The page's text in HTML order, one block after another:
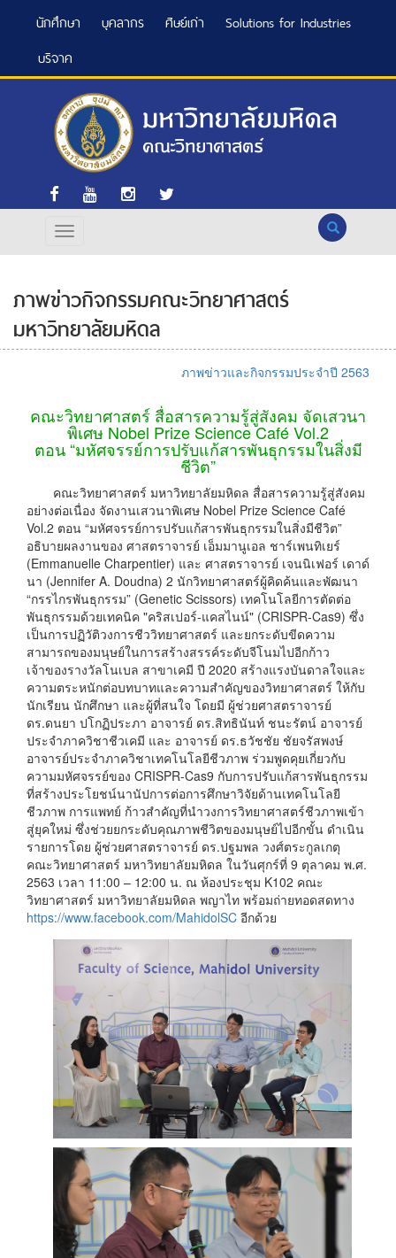
นักศึกษา บุคลากร ศิษย์เก่า
Solutions for Industries
บริจาค
Search
ภาพข่าวกิจกรรมคณะวิทยาศาสตร์
มหาวิทยาลัยมหิดล
ภาพข่าวและกิจกรรมประจำปี 2563
คณะวิทยาศาสตร์ สื่อสารความรู้สู่สังคม จัดเสวนา
พิเศษ Nobel Prize Science Café Vol.2
ตอน “มหัศจรรย์การปรับแก้สารพันธุกรรมในสิ่งมี
ชีวิต”
คณะวิทยาศาสตร์ มหาวิทยาลัยมหิดล สื่อสารความรู้สู่สังคม
อย่างต่อเนื่อง จัดงานเสวนาพิเศษ Nobel Prize Science Café
Vol.2 ตอน “มหัศจรรย์การปรับแก้สารพันธุกรรมในสิ่งมีชีวิต”
อธิบายผลงานของ ศาสตราจารย์ เอ็มมานูเอล ชาร์เพนทิเยร์
(Emmanuelle Charpentier) และ ศาสตราจารย์ เจนนิเฟอร์ เดาด์
นา (Jennifer A. Doudna) 2 นักวิทยาศาสตร์ผู้คิดค้นและพัฒนา
“กรรไกรพันธุกรรม” (Genetic Scissors) เทคโนโลยีการตัดต่อ
พันธุกรรมด้วยเทคนิค "คริสเปอร์-แคสไนน์" (CRISPR-Cas9) ซึ่ง
เป็นการปฏิวัติวงการชีววิทยาศาสตร์ และยกระดับขีดความ
สามารถของมนุษย์ในการสร้างสรรค์ระดับจีโนมไปอีกก้าว
เจ้าของรางวัลโนเบล สาขาเคมี ปี 2020 สร้างแรงบันดาลใจและ
ความตระหนักต่อบทบาทและความสำคัญของวิทยาศาสตร์ ให้กับ
นักเรียน นักศึกษา และผู้ที่สนใจ โดยมี ผู้ช่วยศาสตราจารย์
ดร.ดนยา ปโกฏิประภา อาจารย์ ดร.สิทธินันท์ ชนะรัตน์ อาจารย์
ประจำภาควิชาชีวเคมี และ อาจารย์ ดร.ธวัชชัย ชัยจรัสพงษ์
อาจารย์ประจำภาควิชาเทคโนโลยีชีวภาพ ร่วมพูดคุยเกี่ยวกับ
ความมหัศจรรย์ของ CRISPR-Cas9 กับการปรับแก้สารพันธุกรรม
ที่สร้างประโยชน์นานัปการต่อการศึกษาวิจัยด้านเทคโนโลยี
ชีวภาพ การแพทย์ ก้าวสำคัญที่นำวงการวิทยาศาสตร์ชีวภาพเข้า
สู่ยุคใหม่ ซึ่งช่วยยกระดับคุณภาพชีวิตของมนุษย์ไปอีกขั้น ดำเนิน
รายการโดย ผู้ช่วยศาสตราจารย์ ดร.ปฐมพล วงศ์ตระกูลเกตุ
คณะวิทยาศาสตร์ มหาวิทยาลัยมหิดล ในวันศุกร์ที่ 9 ตุลาคม พ.ศ.
2563 เวลา 11:00 – 12:00 น. ณ ห้องประชุม K102 คณะ
วิทยาศาสตร์ มหาวิทยาลัยมหิดล พญาไท พร้อมถ่ายทอดสดทาง
https://www.facebook.com/MahidolSC อีกด้วย